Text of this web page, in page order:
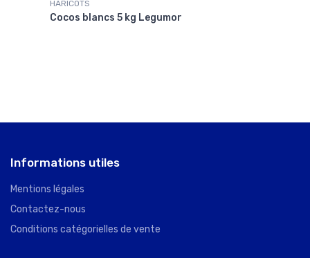
HARICOTS
Cocos blancs 5 kg Legumor
Informations utiles
Mentions légales
Contactez-nous
Conditions catégorielles de vente